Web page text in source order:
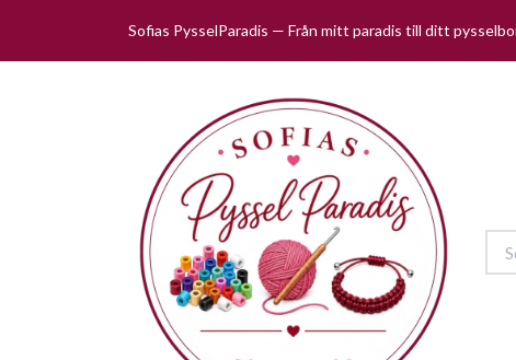
Sofias PysselParadis — Från mitt paradis till ditt